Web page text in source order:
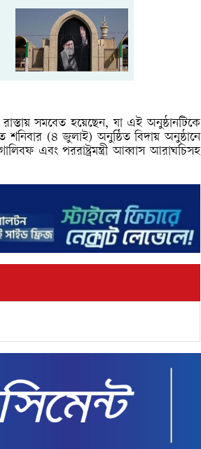
সমবেত হয়েছেন, যা এই অনুষ্ঠানটিকে
(৪ জুলাই) অনুষ্ঠিত বিদায় অনুষ্ঠানে
এবং পররাষ্ট্রমন্ত্রী আব্বাস আরাঘচিসহ